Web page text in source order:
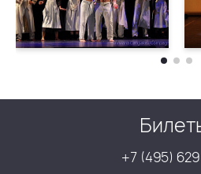
+7 (495) 629